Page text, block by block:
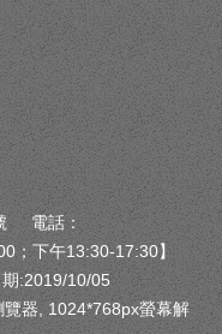
電話：
；下午13:30-17:30】
:2019/10/05
器, 1024*768px螢幕解